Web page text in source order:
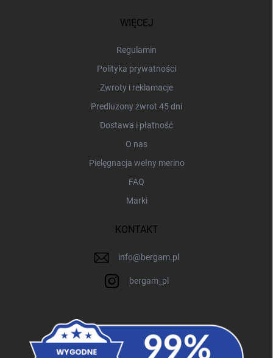
WIĘCEJ
Regulamin
Polityka prywatności
Zwroty i reklamacje
Predluzony zwrot 45 dni
Dostawa i płatność
O nas
Pielęgnacja wełny merino
FAQ
Marki
KONTAKT
info@bergam.pl
bergam_pl